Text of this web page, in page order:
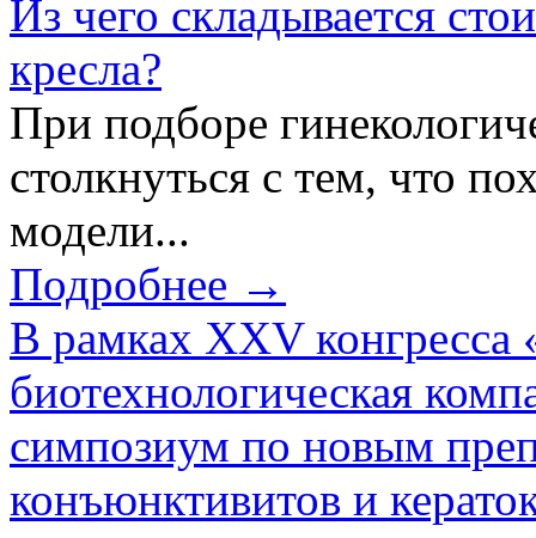
Из чего складывается
кресла?
При подборе
столкнуться с тем, что
модели...
Подробнее →
В рамках XXV конгресса
биотехнологическая
симпозиум по новым
конъюнктивитов и